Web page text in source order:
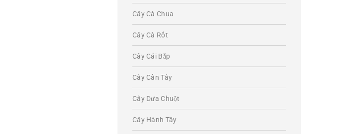
Cây Cà Chua
Cây Cà Rốt
Cây Cải Bắp
Cây Cần Tây
Cây Dưa Chuột
Cây Hành Tây